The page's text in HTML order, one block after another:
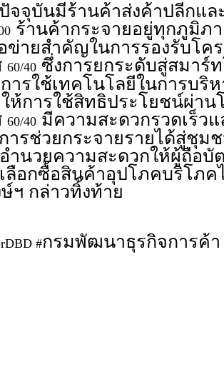
บันมีร้านค้าส่งค้าปลีกแล
ร้านค้ากระจายอยู่ทุกภูมิภ
ข่ายสำคัญในการรองรับโค
60/40 ซึ่งการยกระดับสู่สมาร์
ารใช้เทคโนโลยีในการบริ
ห้การใช้สิทธิประโยชน์ผ่าน
60/40 มีความสะดวกรวดเร็ว
ารช่วยกระจายรายได้สู่ชุม
ำนวยความสะดวกให้ผู้ถือบั
ลือกซื้อสินค้าอุปโภคบริโภค
ฯ กล่าวทิ้งท้าย
#กรมพัฒนาธุรกิจการค้